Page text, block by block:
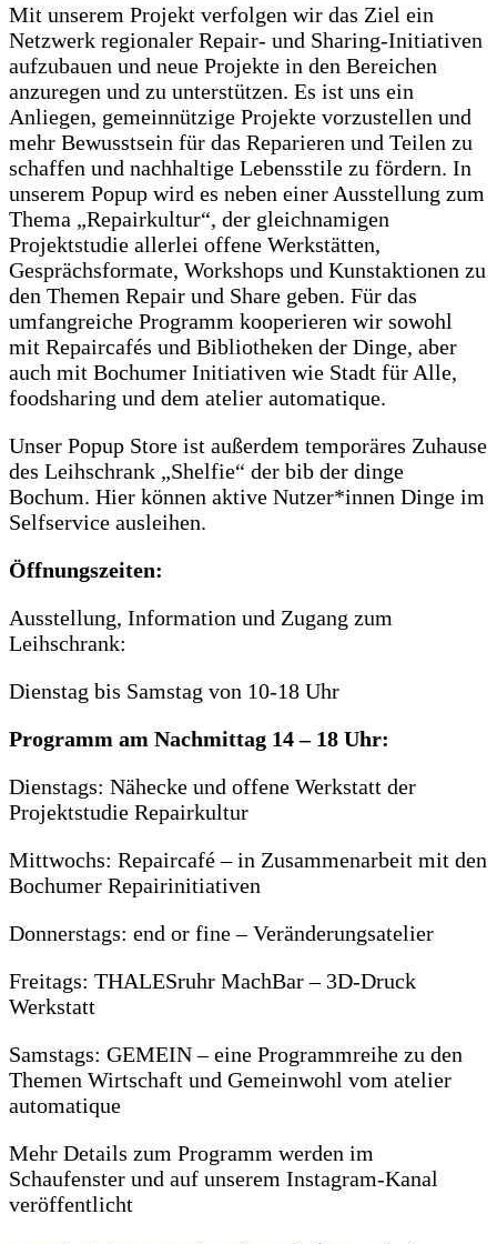
Mit unserem Projekt verfolgen wir das Ziel ein
Netzwerk regionaler Repair- und Sharing-Initiativen
aufzubauen und neue Projekte in den Bereichen
anzuregen und zu unterstützen. Es ist uns ein
Anliegen, gemeinnützige Projekte vorzustellen und
mehr Bewusstsein für das Reparieren und Teilen zu
schaffen und nachhaltige Lebensstile zu fördern. In
unserem Popup wird es neben einer Ausstellung zum
Thema „Repairkultur“, der gleichnamigen
Projektstudie allerlei offene Werkstätten,
Gesprächsformate, Workshops und Kunstaktionen zu
den Themen Repair und Share geben. Für das
umfangreiche Programm kooperieren wir sowohl
mit Repaircafés und Bibliotheken der Dinge, aber
auch mit Bochumer Initiativen wie Stadt für Alle,
foodsharing und dem atelier automatique.
Unser Popup Store ist außerdem temporäres Zuhause
des Leihschrank „Shelfie“ der bib der dinge
Bochum. Hier können aktive Nutzer*innen Dinge im
Selfservice ausleihen.
Öffnungszeiten:
Ausstellung, Information und Zugang zum
Leihschrank:
Dienstag bis Samstag von 10-18 Uhr
Programm am Nachmittag 14 – 18 Uhr:
Dienstags: Nähecke und offene Werkstatt der
Projektstudie Repairkultur
Mittwochs: Repaircafé – in Zusammenarbeit mit den
Bochumer Repairinitiativen
Donnerstags: end or fine – Veränderungsatelier
Freitags: THALESruhr MachBar – 3D-Druck
Werkstatt
Samstags: GEMEIN – eine Programmreihe zu den
Themen Wirtschaft und Gemeinwohl vom atelier
automatique
Mehr Details zum Programm werden im
Schaufenster und auf unserem Instagram-Kanal
veröffentlicht